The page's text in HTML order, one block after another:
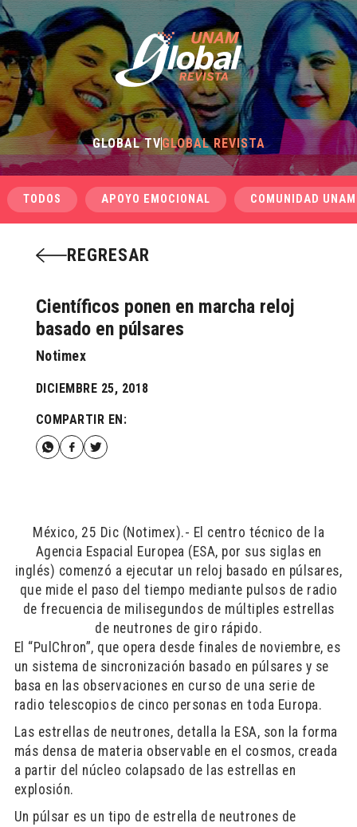
GLOBAL TVGLOBAL REVISTA
TODOS APOYO EMOCIONAL COMUNIDAD UNAM
REGRESAR
Científicos ponen en marcha reloj
basado en púlsares
Notimex
DICIEMBRE 25, 2018
COMPARTIR EN:
México, 25 Dic (Notimex).- El centro técnico de la
Agencia Espacial Europea (ESA, por sus siglas en
inglés) comenzó a ejecutar un reloj basado en púlsares,
que mide el paso del tiempo mediante pulsos de radio
de frecuencia de milisegundos de múltiples estrellas
de neutrones de giro rápido.
El “PulChron”, que opera desde finales de noviembre, es
un sistema de sincronización basado en púlsares y se
basa en las observaciones en curso de una serie de
radio telescopios de cinco personas en toda Europa.
Las estrellas de neutrones, detalla la ESA, son la forma
más densa de materia observable en el cosmos, creada
a partir del núcleo colapsado de las estrellas en
explosión.
Un púlsar es un tipo de estrella de neutrones de